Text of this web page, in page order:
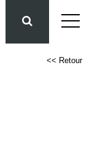
<< Retour